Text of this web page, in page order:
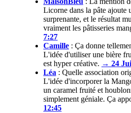
Licorne dans la pâte ajoute
surprenante, et le résultat
vraiment les pâtisseries
7:27
Camille : Ça donne
L'idée d'utiliser une bière
est hyper créative. → 24
Léa : Quelle association
L'idée d'incorporer la
un caramel fruité et
simplement géniale. Ça
12:45